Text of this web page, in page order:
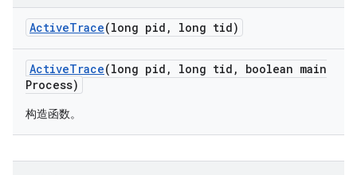
ActiveTrace(long pid , long tid)
ActiveTrace(long pid , long tid ,
boolean main
Process)
构造函数。